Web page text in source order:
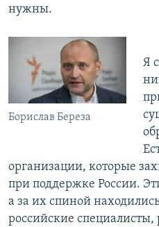
нужны.
Борислав Береза
Я
организации, которые
при поддержке России.
а за их спиной
российские специалисты,